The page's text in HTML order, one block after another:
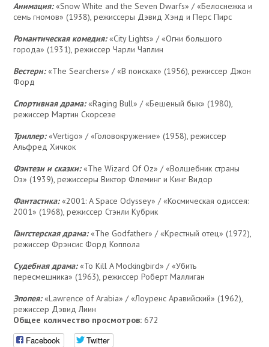
Анимация:«Snow White and the Seven Dwarfs» / «Белоснежка и
семь гномов» (1938), режиссеры Дэвид Хэнд и Перс Пирс
Романтическая комедия:«City Lights» / «Огни большого
города» (1931), режиссер Чарли Чаплин
Вестерн:«The Searchers» / «В поисках» (1956), режиссер Джон
Форд
Спортивная драма:«Raging Bull» / «Бешеный бык» (1980),
режиссер Мартин Скорсезе
Триллер:«Vertigo» / «Головокружение» (1958), режиссер
Альфред Хичкок
Фэнтези и сказки:«The Wizard Of Oz» / «Волшебник страны
Оз» (1939), режиссеры Виктор Флеминг и Кинг Видор
Фантастика:«2001: A Space Odyssey» / «Космическая одиссея:
2001» (1968), режиссер Стэнли Кубрик
Гангстерская драма:«The Godfather» / «Крестный отец» (1972),
режиссер Фрэнсис Форд Коппола
Судебная драма:«To Kill A Mockingbird» / «Убить
пересмешника» (1963), режиссер Роберт Маллиган
Эпопея:«Lawrence of Arabia» / «Лоуренс Аравийский» (1962),
режиссер Дэвид Лиин
Общее количество просмотров: 672
Facebook Twitter